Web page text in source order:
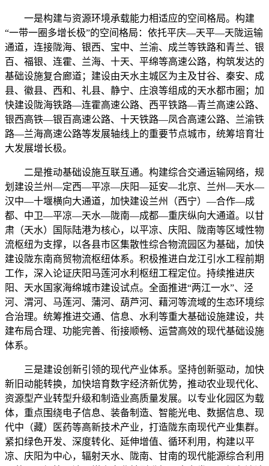
一是构建与资源环境承载能力相适应的空间格局。构建
“一带一圈多增长极”的空间格局：依托平庆—天平—天陇运输
通道，连接陇海、银西、宝中、兰渝、成兰等铁路和青兰、银
百、福银、连霍、兰海、十天、平绵等高速公路，构筑发达的
基础设施复合廊道；建设由天水主城区为主及甘谷、秦安、成
县、徽县、西和、礼县、静宁、庄浪等组成的天水都市圈；加
快建设陇海铁路—连霍高速公路、西平铁路—青兰高速公路、
银西高铁—银百高速公路、十天铁路—凤合高速公路、兰渝铁
路—兰海高速公路等发展轴线上的重要节点城市，统筹培育壮
大发展增长极。
二是推动基础设施互联互通。构建综合交通运输网络，规
划建设兰州—定西—平凉—庆阳—延安—北京、兰州—天水—
汉中—十堰横向大通道，加快建设兰州（西宁）—合作—成
都、中卫—平凉—天水—陇南—成都—重庆纵向大通道。以甘
肃（天水）国际陆港为核心，以平凉、庆阳、陇南等区域性物
流枢纽为支撑，以各县市区集散性综合物流园区为基础，加快
建设陇东南商贸物流枢纽体系。积极推进白龙江引水工程前期
工作，深入论证庆阳马莲河水利枢纽工程定位。持续推进庆
阳、天水国家海绵城市建设试点。全面推进“两江一水”、泾
河、渭河、马莲河、蒲河、葫芦河、藉河等流域的生态环境综
合治理。统筹推进交通、信息、水利等重大基础设施建设，共
建布局合理、功能完善、衔接顺畅、运营高效的现代基础设施
体系。
三是建设创新引领的现代产业体系。坚持创新驱动，加快
新旧动能转换，加快培育数字经济新优势，推动农业现代化、
资源型产业转型升级和制造业高质量发展。以专业化园区为载
体，重点围绕电子信息、装备制造、智能光电、数据信息、现
代中（藏）医药等高新技术产业，打造陇东南现代产业集群。
紧扣绿色开发、深度转化、延伸增值、循环利用，构建以平
凉、庆阳为中心，辐射天水、陇南、甘南的现代能源综合利用